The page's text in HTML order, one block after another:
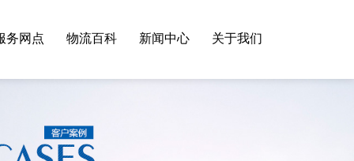
务网点 物流百科 新闻中心 关于我们